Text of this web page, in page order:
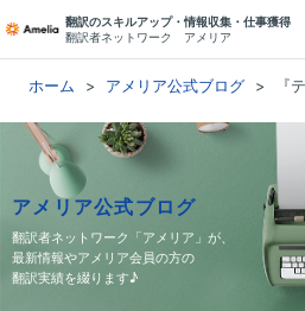
翻訳のスキルアップ・情報収集・仕事獲得
翻訳者ネットワーク アメリア
ホーム アメリア公式ブログ 『
アメリア公式ブログ
翻訳者ネットワーク「アメリア」が、
最新情報やアメリア会員の方の
翻訳実績を綴ります♪